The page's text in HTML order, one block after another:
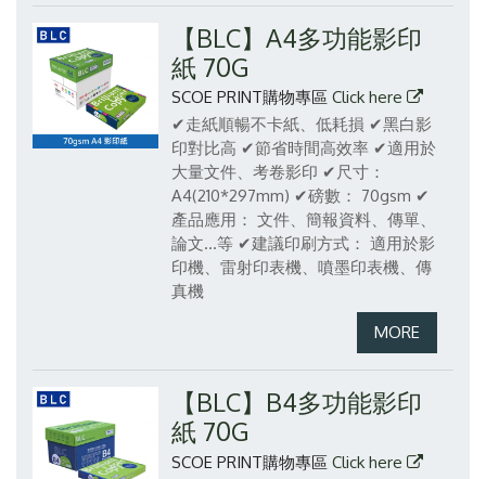
【BLC】A4多功能影印
紙 70G
SCOE PRINT購物專區 Click here
✔走紙順暢不卡紙、低耗損 ✔黑白影
印對比高 ✔節省時間高效率 ✔適用於
大量文件、考卷影印 ✔尺寸：
A4(210*297mm) ✔磅數： 70gsm ✔
產品應用： 文件、簡報資料、傳單、
論文...等 ✔建議印刷方式： 適用於影
印機、雷射印表機、噴墨印表機、傳
真機
【BLC】B4多功能影印
紙 70G
SCOE PRINT購物專區 Click here